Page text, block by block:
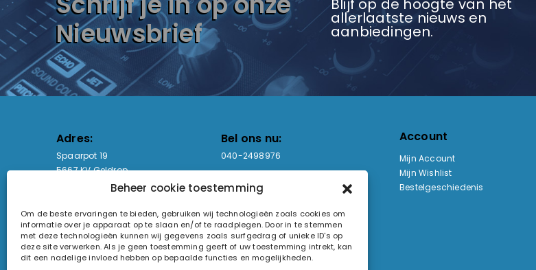
Beheer cookie toestemming
Om de beste ervaringen te bieden, gebruiken wij technologieën zoals cookies om
informatie over je apparaat op te slaan en/of te raadplegen. Door in te stemmen
met deze technologieën kunnen wij gegevens zoals surfgedrag of unieke ID's op
deze site verwerken. Als je geen toestemming geeft of uw toestemming intrekt, kan
dit een nadelige invloed hebben op bepaalde functies en mogelijkheden.
Nieuwsbrief
Blijf op de hoogte van het
allerlaatste nieuws en
aanbiedingen.
Adres:
Spaarpot 19
5667 KV Geldrop
Bel ons nu:
040-2498976
sales@lightandsound.store
Openingstijden:
Ma - Vr: 09:00-17:00
Za: Enkel op afspraak
KvK-nummer: 60857196
Btw-nummer: NL854090368B01
Account
Mijn Account
Mijn Wishlist
Bestelgeschiedenis